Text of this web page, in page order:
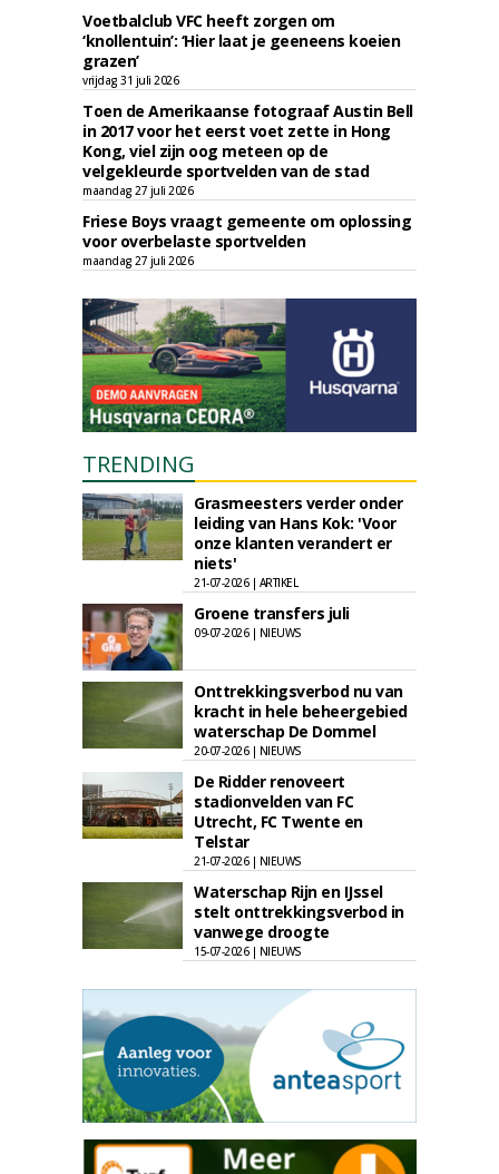
Voetbalclub VFC heeft zorgen om
‘knollentuin’: ‘Hier laat je geeneens koeien
grazen’
vrijdag 31 juli 2026
Toen de Amerikaanse fotograaf Austin Bell
in 2017 voor het eerst voet zette in Hong
Kong, viel zijn oog meteen op de
velgekleurde sportvelden van de stad
maandag 27 juli 2026
Friese Boys vraagt gemeente om oplossing
voor overbelaste sportvelden
maandag 27 juli 2026
TRENDING
Grasmeesters verder onder
leiding van Hans Kok: 'Voor
onze klanten verandert er
niets'
21-07-2026 | ARTIKEL
Groene transfers juli
09-07-2026 | NIEUWS
Onttrekkingsverbod nu van
kracht in hele beheergebied
waterschap De Dommel
20-07-2026 | NIEUWS
De Ridder renoveert
stadionvelden van FC
Utrecht, FC Twente en
Telstar
21-07-2026 | NIEUWS
Waterschap Rijn en IJssel
stelt onttrekkingsverbod in
vanwege droogte
15-07-2026 | NIEUWS